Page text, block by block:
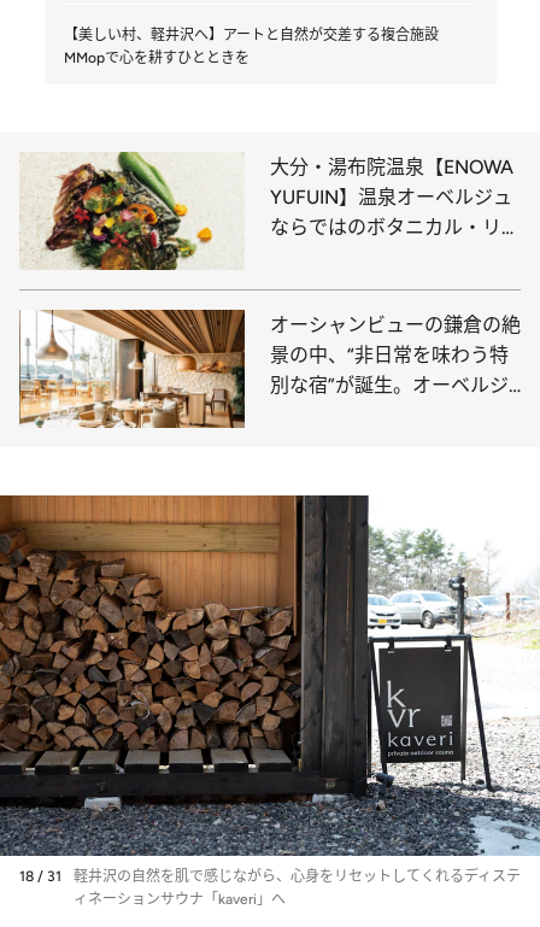
【美しい村、軽井沢へ】アートと自然が交差する複合施設
MMopで心を耕すひとときを
大分・湯布院温泉【ENOWA
YUFUIN】温泉オーベルジュ
ならではのボタニカル・リト
喫！
オーシャンビューの鎌倉の絶
景の中、“非日常を味わう特
別な宿”が誕生。オーベルジ
18 / 31
軽井沢の自然を肌で感じながら、心身をリセットしてくれるディステ
ィネーションサウナ「kaveri」へ